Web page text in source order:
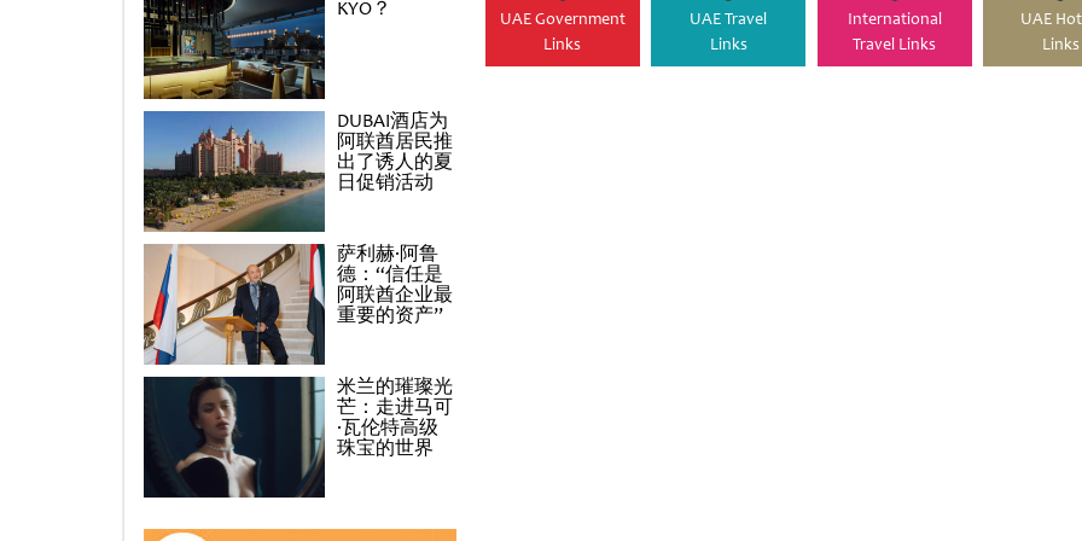
KYO？
DUBAI酒店为
阿联酋居民推
出了诱人的夏
日促销活动
萨利赫·阿鲁
德：“信任是
阿联酋企业最
重要的资产”
米兰的璀璨光
芒：走进马可
·瓦伦特高级
珠宝的世界
UAE Government
Links
UAE Travel
Links
International
Travel Links
UAE
Links